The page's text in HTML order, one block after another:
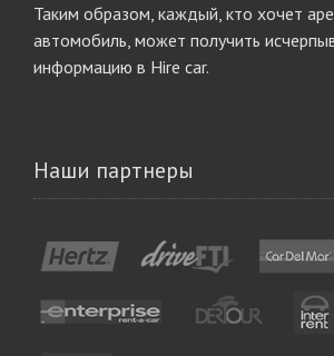
Таким образом, каждый, кто хочет
автомобиль, может получить
информацию в Hire car.
Наши партнеры